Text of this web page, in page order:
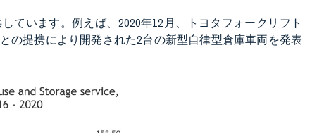
ています。例えば、2020年12月、トヨタフォークリフト
の提携により開発された2台の新型自律型倉庫車両を発表